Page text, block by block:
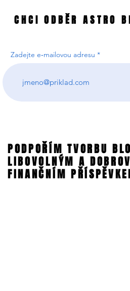
CHCI ODBĚR ASTRO
CHCI ODBĚR ASTRO
Zadejte e‑mailovou adresu
PODPOŘÍM TVORBU
LIBOVOLNÝM A
FINANČNÍM
PODPOŘÍM TVORBU
LIBOVOLNÝM A
FINANČNÍM